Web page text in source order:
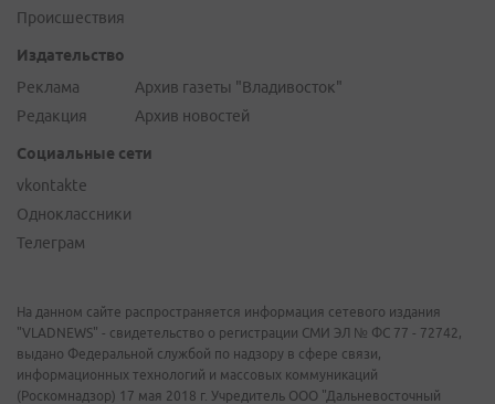
Происшествия
Издательство
Реклама
Редакция
Архив газеты "Владивосток"
Архив новостей
Социальные сети
vkontakte
Одноклассники
Телеграм
На данном сайте распространяется информация сетевого издания
"VLADNEWS" - свидетельство о регистрации СМИ ЭЛ № ФС 77 - 72742,
выдано Федеральной службой по надзору в сфере связи,
информационных технологий и массовых коммуникаций
(Роскомнадзор) 17 мая 2018 г. Учредитель ООО "Дальневосточный